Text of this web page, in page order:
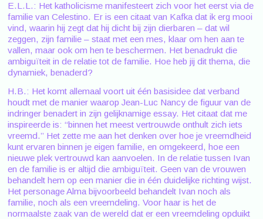
E.L.L.: Het katholicisme manifesteert zich voor het eerst via de
familie van Celestino. Er is een citaat van Kafka dat ik erg mooi
vind, waarin hij zegt dat hij dicht bij zijn dierbaren – dat wil
zeggen, zijn familie – staat met een mes, klaar om hen aan te
vallen, maar ook om hen te beschermen. Het benadrukt die
ambiguïteit in de relatie tot de familie. Hoe heb jij dit thema, die
dynamiek, benaderd?
H.B.: Het komt allemaal voort uit één basisidee dat verband
houdt met de manier waarop Jean-Luc Nancy de figuur van de
indringer benadert in zijn gelijknamige essay. Het citaat dat me
inspireerde is: “binnen het meest vertrouwde onthult zich iets
vreemd.” Het zette me aan het denken over hoe je vreemdheid
kunt ervaren binnen je eigen familie, en omgekeerd, hoe een
nieuwe plek vertrouwd kan aanvoelen. In de relatie tussen Ivan
en de familie is er altijd die ambiguïteit. Geen van de vrouwen
behandelt hem op een manier die in één duidelijke richting wijst.
Het personage Alma bijvoorbeeld behandelt Ivan noch als
familie, noch als een vreemdeling. Voor haar is het de
normaalste zaak van de wereld dat er een vreemdeling opduikt